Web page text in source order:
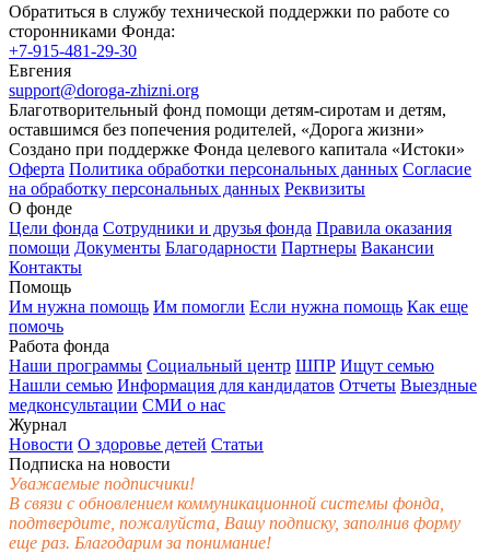
Обратиться в службу технической поддержки по работе со
сторонниками Фонда:
+7-915-481-29-30
Евгения
support@doroga-zhizni.org
Благотворительный фонд помощи детям-сиротам и детям,
оставшимся без попечения родителей, «Дорога жизни»
Создано при поддержке Фонда целевого капитала «Истоки»
Оферта Политика обработки персональных данных Согласие
на обработку персональных данных Реквизиты
О фонде
Цели фонда Сотрудники и друзья фонда Правила оказания
помощи Документы Благодарности Партнеры Вакансии
Контакты
Помощь
Им нужна помощь Им помогли Если нужна помощь Как еще
помочь
Работа фонда
Наши программы Социальный центр ШПР Ищут семью
Нашли семью Информация для кандидатов Отчеты Выездные
медконсультации СМИ о нас
Журнал
Новости О здоровье детей Статьи
Подписка на новости
Уважаемые подписчики!
В связи с обновлением коммуникационной системы фонда,
подтвердите, пожалуйста, Вашу подписку, заполнив форму
еще раз. Благодарим за понимание!